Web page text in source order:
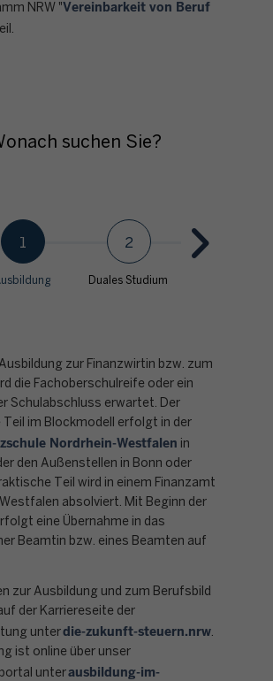
NRW "Vereinbarkeit von Beruf
suchen Sie?
1 2
Duales Studium
Ausbildung zur Finanzwirtin bzw. zum
die Fachoberschulreife oder ein
Schulabschluss erwartet. Der
im Blockmodell erfolgt in der
Nordrhein-Westfalen in
den Außenstellen in Bonn oder
Teil wird in einem Finanzamt
absolviert. Mit Beginn der
eine Übernahme in das
Beamtin bzw. eines Beamten auf
zur Ausbildung und zum Berufsbild
der Karriereseite der
unterdie-zukunft-steuern.nrw
ist online über unser
unterausbildung-im-